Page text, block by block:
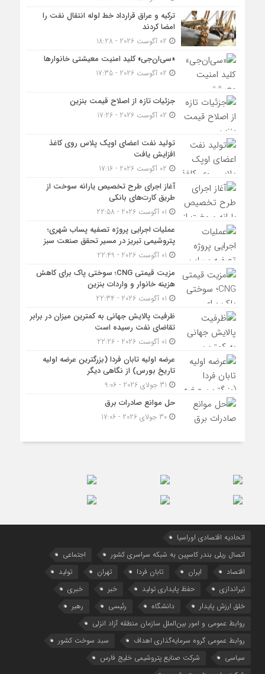
ترکیه و عراق قرارداد خط لوله انتقال نفت را
امضا کردند
«سی‌ان‌جی» کلید امنیت معیشتی خانوارها
جزئیات تازه از اصلاح قیمت بنزین
تولید نفت اعضای اوپک پلاس روی کاغذ
افزایش یافت
آغاز اجرای طرح تخصیص یارانه سوخت از
طریق کارت‌های بانکی
عملیات اجرایی پروژه تصفیه پساب شهری؛
پتروشیمی تبریز در مسیر تحقق صنعت سبز
مزیت قیمتی CNG؛ سوختی پاک برای کاهش
هزینه خانوار و واردات بنزین
ظرفیت پالایش جهانی به کمترین میزان در برابر
تقاضای نفت رسیده است
عرضه اولیه تابان فردا (بزرگترین عرضه اولیه
تاریخ بورس) از نگاهی دیگر
حل موانع صادرات برق
30 جولای 2026 - 17:06
اتحادیه اقتصادی اوراسیا
اتصال ریلی بندر کاسپین به شبکه سراسری کشور
اجتماعی
اقتصاد
ایران تابان فردا تهران
تولید
تیراندازی
حفظ پایداری تولید خبر
خبری
خلق ارزش پایدار
دانشگاه رئیسی
رهبر
روابط عمومی و امور بین‌الملل سازمان منطقه آزاد انزلی
روابط عمومی گروه سرمایه‌گذاری اهداف
سبد سوخت کشور
سیاسی
شرکت صنایع پتروشیمی خلیج فارس